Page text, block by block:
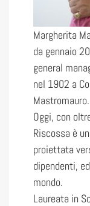
Margherita
da gennaio
general
nel 1902 a
Mastromauro.
Oggi, con
Riscossa è
proiettata
dipendenti,
mondo.
Laureata in